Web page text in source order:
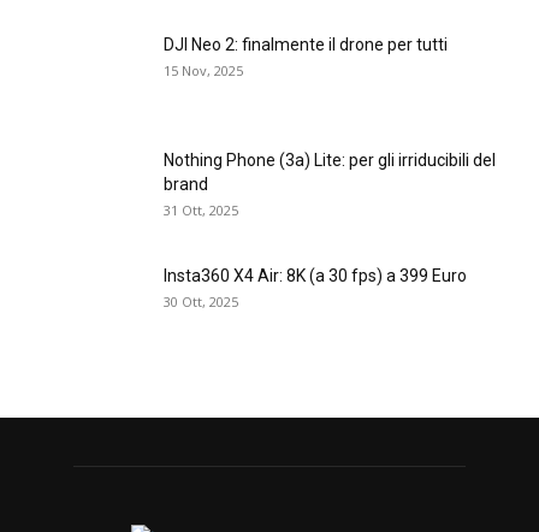
DJI Neo 2: finalmente il drone per tutti
15 Nov, 2025
Nothing Phone (3a) Lite: per gli irriducibili del
brand
31 Ott, 2025
Insta360 X4 Air: 8K (a 30 fps) a 399 Euro
30 Ott, 2025